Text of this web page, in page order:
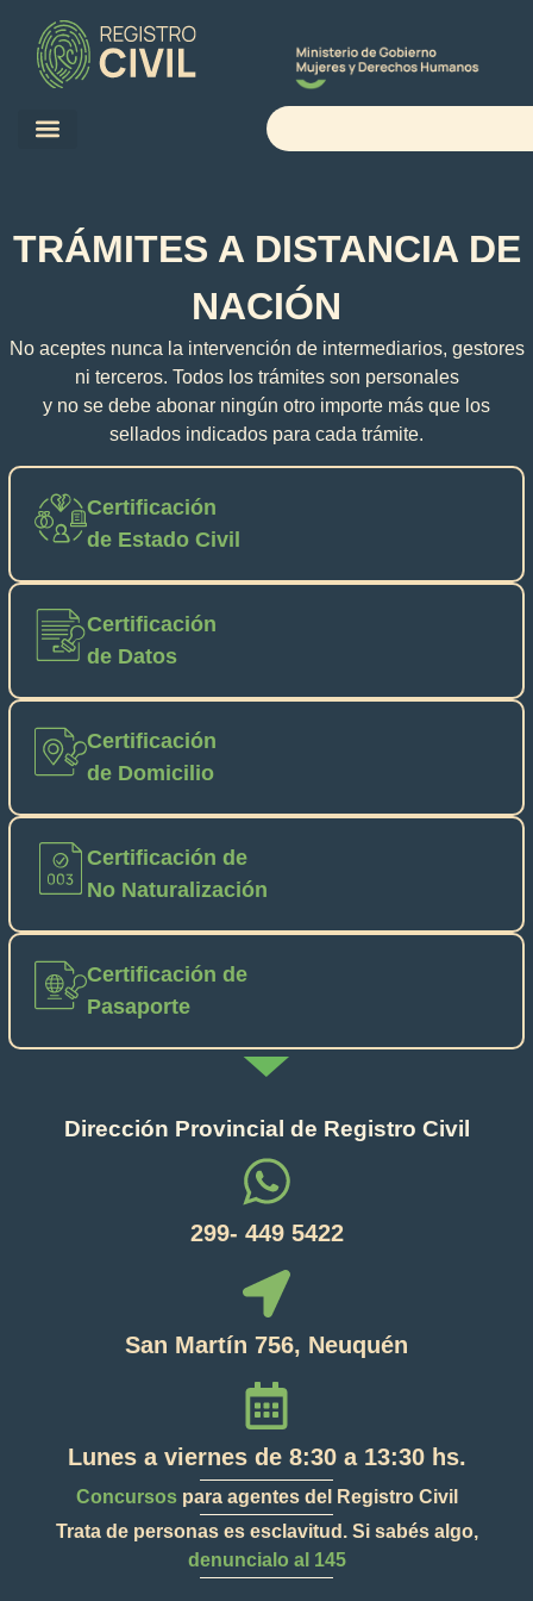
TRÁMITES A DISTANCIA DE
NACIÓN
No aceptes nunca la intervención de intermediarios, gestores
ni terceros. Todos los trámites son personales
y no se debe abonar ningún otro importe más que los
sellados indicados para cada trámite.
Certificación
de Estado Civil
Certificación
de Datos
Certificación
de Domicilio
Certificación de
No Naturalización
Certificación de
Pasaporte
Dirección Provincial de Registro Civil
299- 449 5422
San Martín 756, Neuquén
Lunes a viernes de 8:30 a 13:30 hs.
Concursos para agentes del Registro Civil
Trata de personas es esclavitud. Si sabés algo,
denuncialo al 145